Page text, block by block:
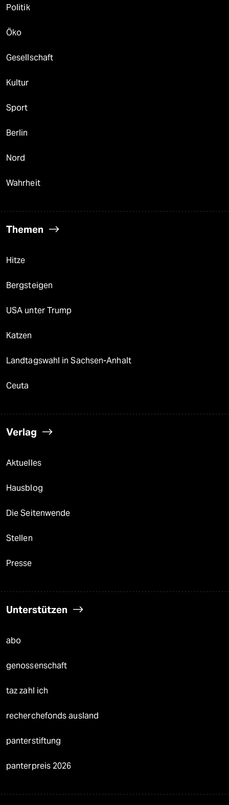
Politik
Öko
Gesellschaft
Kultur
Sport
Berlin
Nord
Wahrheit
Themen
Hitze
Bergsteigen
USA unter Trump
Katzen
Landtagswahl in Sachsen-Anhalt
Ceuta
Verlag
Aktuelles
Hausblog
Die Seitenwende
Stellen
Presse
Unterstützen
abo
genossenschaft
taz zahl ich
recherchefonds ausland
panterstiftung
panterpreis 2026